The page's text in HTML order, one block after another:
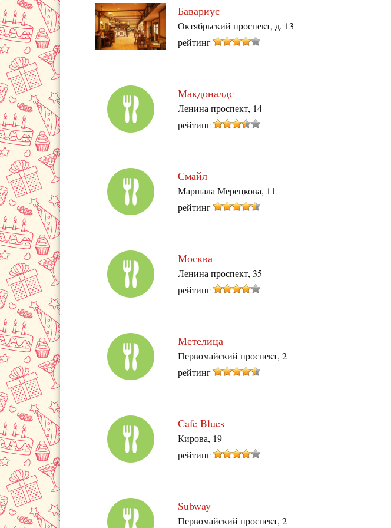
Бавариус
Октябрьский проспект, д. 13
рейтинг
Макдоналдс
Ленина проспект, 14
рейтинг
Смайл
Маршала Мерецкова, 11
рейтинг
Москва
Ленина проспект, 35
рейтинг
Метелица
Первомайский проспект, 2
рейтинг
Cafe Blues
Кирова, 19
рейтинг
Subway
Первомайский проспект, 2